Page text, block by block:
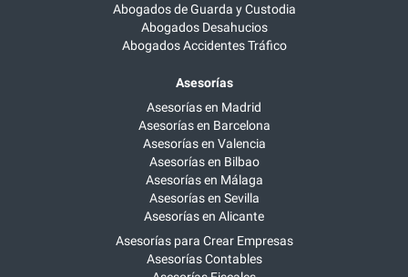
Abogados de Guarda y Custodia
Abogados Desahucios
Abogados Accidentes Tráfico
Asesorías
Asesorías en Madrid
Asesorías en Barcelona
Asesorías en Valencia
Asesorías en Bilbao
Asesorías en Málaga
Asesorías en Sevilla
Asesorías en Alicante
Asesorías para Crear Empresas
Asesorías Contables